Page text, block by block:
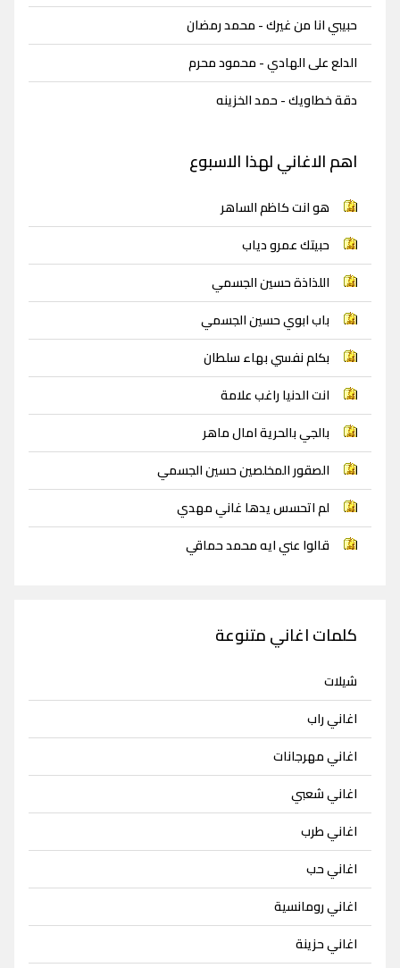
حبيبي انا من غيرك - محمد رمضان
الدلع على الهادي - محمود محرم
دقة خطاويك - حمد الخزينه
اهم الاغاني لهذا الاسبوع
هو انت كاظم الساهر
حبيتك عمرو دياب
اللذاذة حسين الجسمي
باب ابوي حسين الجسمي
بكلم نفسي بهاء سلطان
انت الدنيا راغب علامة
بالجي بالحرية امال ماهر
الصقور المخلصين حسين الجسمي
لم اتحسس يدها غاني مهدي
قالوا عني ايه محمد حماقي
كلمات اغاني متنوعة
شيلات
اغاني راب
اغاني مهرجانات
اغاني شعبي
اغاني طرب
اغاني حب
اغاني رومانسية
اغاني حزينة